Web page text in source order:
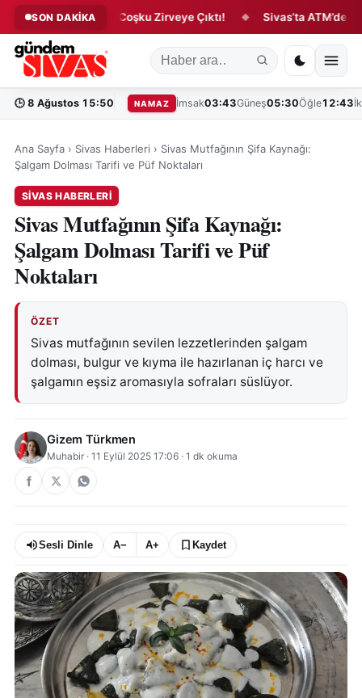
SON DAKİKA
Festivali’nde Coşku Zirveye Çıktı! ◆ Sivas’ta ATM’de
🕒 8 Ağustos 15:50 NAMAZ İmsak03:43Güneş05:30Öğle12:43
Ana Sayfa › Sivas Haberleri › Sivas Mutfağının Şifa Kaynağı:
Şalgam Dolması Tarifi ve Püf Noktaları
SIVAS HABERLERI
Sivas Mutfağının Şifa Kaynağı:
Şalgam Dolması Tarifi ve Püf
Noktaları
ÖZET
Sivas mutfağının sevilen lezzetlerinden şalgam
dolması, bulgur ve kıyma ile hazırlanan iç harcı ve
şalgamın eşsiz aromasıyla sofraları süslüyor.
Gizem Türkmen
Muhabir · 11 Eylül 2025 17:06 · 1 dk okuma
Sesli Dinle A− A+ Kaydet